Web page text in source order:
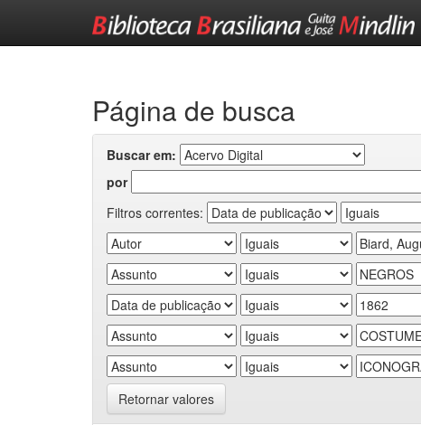
Página de busca
Buscar em:
por
Filtros correntes:
Retornar valores